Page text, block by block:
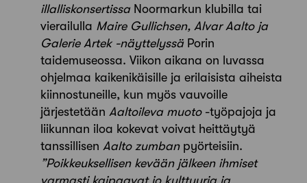
illalliskonsertissa Noormarkun klubilla tai
vierailulla Maire Gullichsen, Alvar Aalto ja
Galerie Artek -näyttelyssä Porin
taidemuseossa. Viikon aikana on luvassa
ohjelmaa kaikenikäisille ja erilaisista aiheista
kiinnostuneille, kun myös vauvoille
järjestetään Aaltoileva muoto-työpajoja ja
liikunnan iloa kokevat voivat heittäytyä
tanssillisen Aalto zumbanpyörteisiin.
”Poikkeuksellisen kevään jälkeen ihmiset